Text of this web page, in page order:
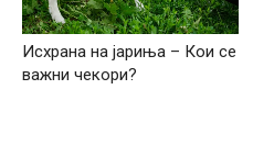
Исхрана на јариња – Кои се
важни чекори?